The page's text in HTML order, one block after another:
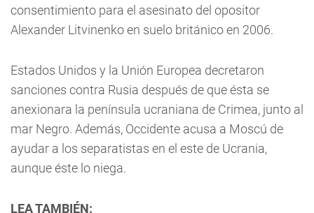
consentimiento para el asesinato del opositor
Alexander Litvinenko en suelo británico en 2006.
Estados Unidos y la Unión Europea decretaron
sanciones contra Rusia después de que ésta se
anexionara la península ucraniana de Crimea, junto al
mar Negro. Además, Occidente acusa a Moscú de
ayudar a los separatistas en el este de Ucrania,
aunque éste lo niega.
LEA TAMBIÉN: